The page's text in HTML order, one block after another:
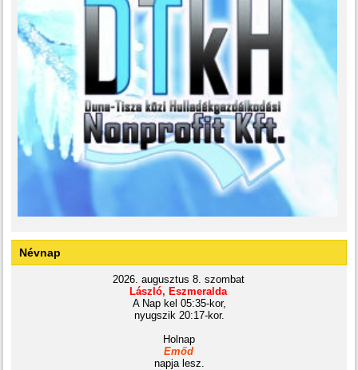
Névnap
2026. augusztus 8. szombat
László, Eszmeralda
A Nap kel 05:35-kor,
nyugszik 20:17-kor.
Holnap
Emőd
napja lesz.